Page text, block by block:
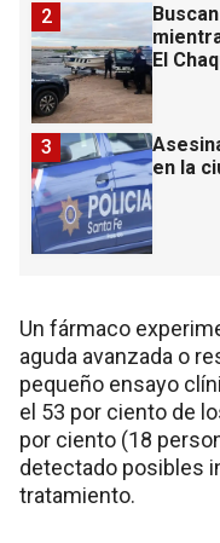
El
2
en la
3
Un fármaco
aguda avanzada o
pequeño ensayo
el 53 por ciento de
por ciento (18
detectado posibles
tratamiento.